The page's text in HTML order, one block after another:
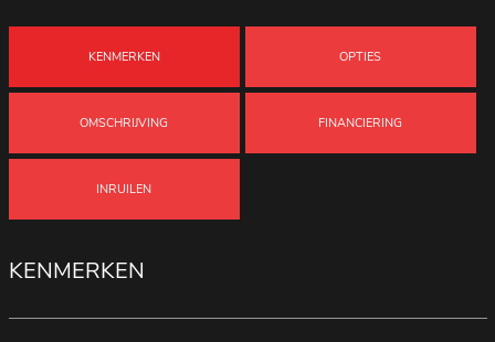
KENMERKEN OPTIES
OMSCHRIJVING FINANCIERING
INRUILEN
KENMERKEN